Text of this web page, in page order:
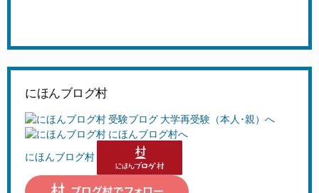
にほんブログ村
にほんブログ村